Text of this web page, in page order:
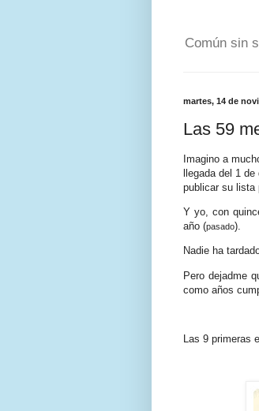
Común sin
martes, 14 de
Las 59
Imagino a
llegada del 1
publicar su lista
Y yo, con
año (pasado).
Nadie ha
Pero dejadme
como años
Las 9 primeras